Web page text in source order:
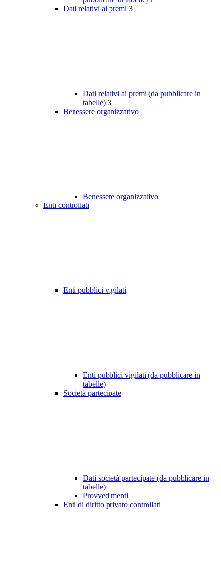
Dati relativi ai premi 3
Dati relativi ai premi (da pubblicare in
tabelle) 3
Benessere organizzativo
Benessere organizzativo
Enti controllati
Enti pubblici vigilati
Enti pubblici vigilati (da pubblicare in
tabelle)
Società partecipate
Dati società partecipate (da pubblicare in
tabelle)
Provvedimenti
Enti di diritto privato controllati